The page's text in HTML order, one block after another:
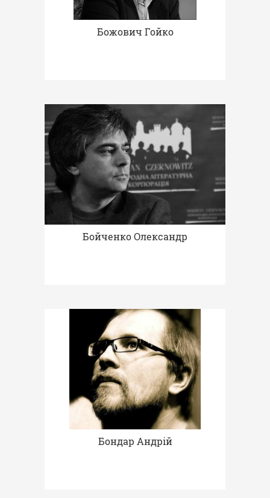
Божович Гойко
Бойченко Олександр
Бондар Андрій